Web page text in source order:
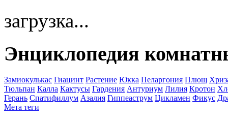
загрузка...
Энциклопедия
Замиокулькас Гиацинт Растение Юкка Пеларгония Плющ
Тюльпан Калла Кактусы Гардения Антуриум Лилия Кротон
Герань Спатифиллум Азалия Гиппеаструм Цикламен Фикус
Мета теги